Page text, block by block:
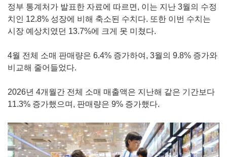
정부 통계처가 발표한 자료에 따르면, 이는 지난 3월의 수정
치인 12.8% 성장에 비해 축소된 수치다. 또한 이번 수치는
시장 예상치였던 13.7%에 크게 못 미쳤다.
4월 전체 소매 판매량은 6.4% 증가하여, 3월의 9.8% 증가와
비교해 줄어들었다.
2026년 4개월간 전체 소매 매출액은 지난해 같은 기간보다
11.3% 증가했으며, 판매량은 9% 증가했다.